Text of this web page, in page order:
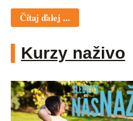
Čítaj ďalej ...
Kurzy naživo